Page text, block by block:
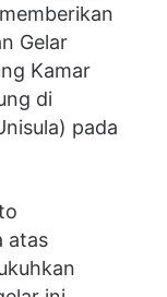
Gelar
Kamar
di
pada
atas